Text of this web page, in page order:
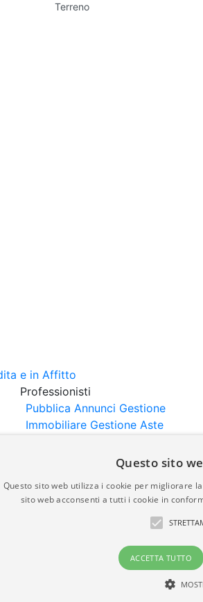
Terreno
Professionisti
Pubblica Annunci Gestione
Immobiliare Gestione Aste
Importazione
immobiliare-italia.it vengono
veridicità, della correttezza,
Questo sito
Questo sito web utilizza i cookie per migliorare
sito web acconsenti a tutti i cookie in
ACCETTA TUTTO